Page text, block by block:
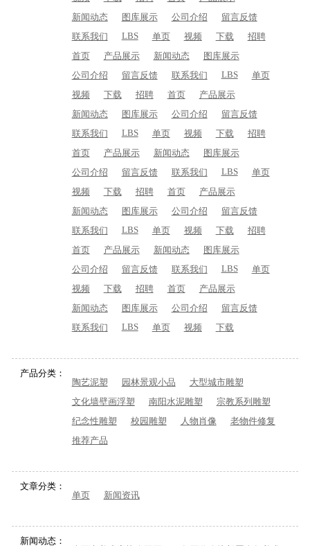
老物件修复
宗教雕塑
园林景观小品
新闻动态
图库展示 公司介绍
留言反馈
联系我们
LBS 单页 视频 下载
招聘
首页
产品展示 新闻动态
图库展示
公司介绍
留言反馈 联系我们 LBS
单页
视频
下载 招聘 首页
产品展示
新闻动态
图库展示 公司介绍
留言反馈
联系我们
LBS 单页 视频 下载
招聘
首页
产品展示 新闻动态
图库展示
公司介绍
留言反馈 联系我们 LBS
单页
视频
下载 招聘 首页
产品展示
新闻动态
图库展示 公司介绍
留言反馈
联系我们
LBS 单页 视频 下载
招聘
首页
产品展示 新闻动态
图库展示
公司介绍
留言反馈 联系我们 LBS
单页
视频
下载 招聘 首页
产品展示
新闻动态
图库展示 公司介绍
留言反馈
联系我们
LBS 单页 视频 下载
产品分类：
陶艺泥塑
园林景观小品
大型城市雕塑
文化墙壁画浮塑
南阳水泥雕塑
宗教系列雕塑
纪念性雕塑
校园雕塑 人物肖像
老物件修复
推荐产品
文章分类：
单页
新闻资讯
新闻动态：